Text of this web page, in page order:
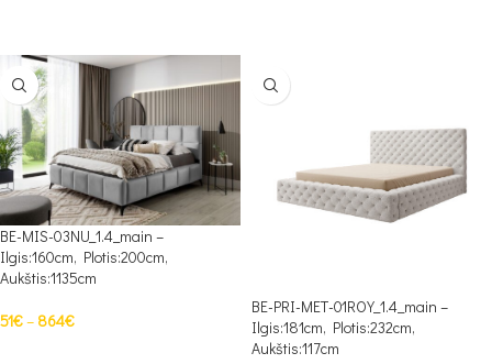
BE-MIS-03NU_1.4_main –
Ilgis:160cm, Plotis:200cm,
Aukštis:1135cm
51€– 864€
BE-PRI-MET-01ROY_1.4_main –
Ilgis:181cm, Plotis:232cm,
Aukštis:117cm